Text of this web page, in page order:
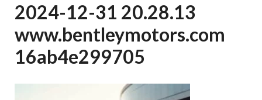
2024-12-31 20.28.13
www.bentleymotors.com
16ab4e299705